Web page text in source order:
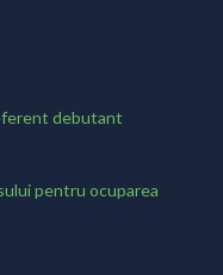
debutant
pentru ocuparea